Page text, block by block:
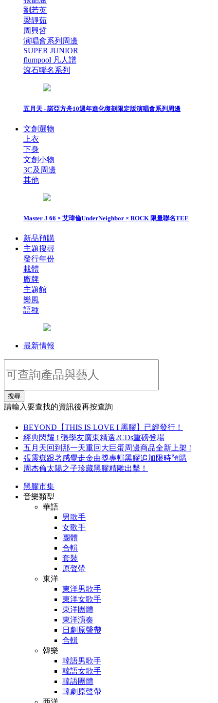
劉若英
梁靜茹
周興哲
演唱會系列周邊
SUPER JUNIOR
flumpool 凡人譜
滾石聯名系列
五月天 - 諾亞方舟10週年進化復刻限定版演唱會系列周邊
文創選物
上衣
下身
文創小物
3C及周邊
其他
Master J 66 × 艾瑋倫UnderNeighbor × ROCK 限量聯名TEE
新品預購
主題搜尋
發行年份
載體
廠牌
主題館
樂風
語種
最新情報
搜尋
請輸入要查找的資訊後再按查詢
BEYOND【THIS IS LOVE I 黑膠】已經發行！
經典閃耀 ! 張學友廣東精選2CDs重磅登場
五月天回到那一天重回大巨蛋周邊商品全新上架 !
張震嶽跟著感覺走金曲獎專輯黑膠追加限時預購
周杰倫太陽之子珍藏黑膠精雕出擊！
黑膠市集
音樂類型
華語
男歌手
女歌手
團體
合輯
套裝
原聲帶
東洋
東洋男歌手
東洋女歌手
東洋團體
東洋演奏
日劇原聲帶
合輯
韓樂
韓語男歌手
韓語女歌手
韓語團體
韓劇原聲帶